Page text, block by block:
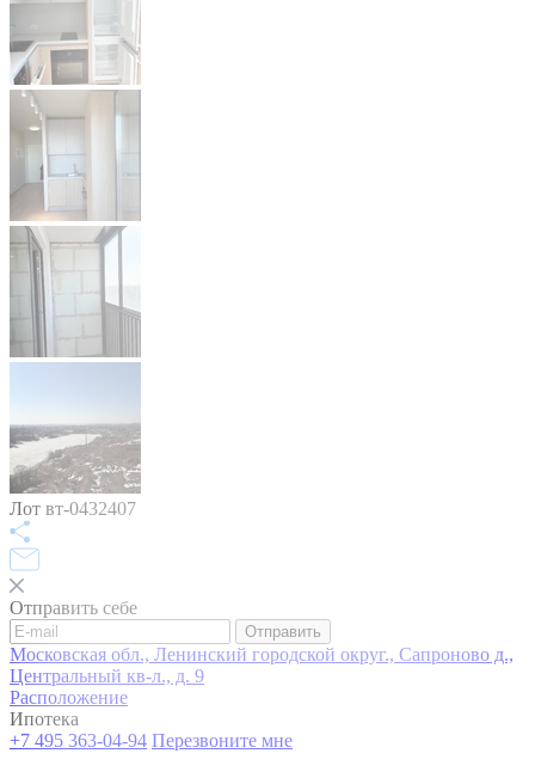
Лот вт-0432407
Отправить себе
Отправить
Московская обл., Ленинский городской округ., Сапроново д.,
Центральный кв-л., д. 9
Расположение
Ипотека
+7 495 363-04-94 Перезвоните мне